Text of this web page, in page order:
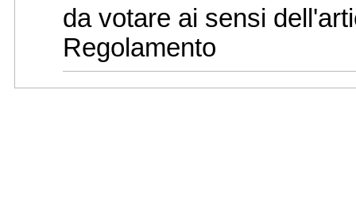
da votare ai sensi
Regolamento